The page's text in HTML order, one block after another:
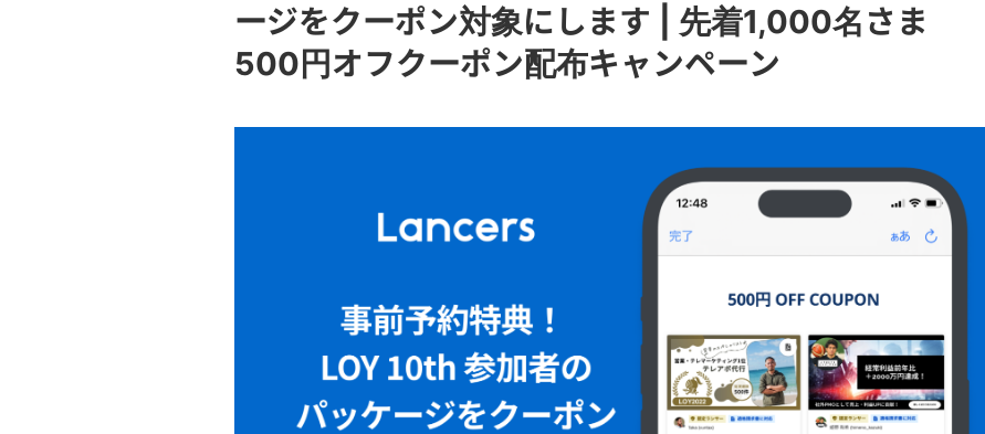
ージをクーポン対象にします | 先着1,000名さま
500円オフクーポン配布キャンペーン